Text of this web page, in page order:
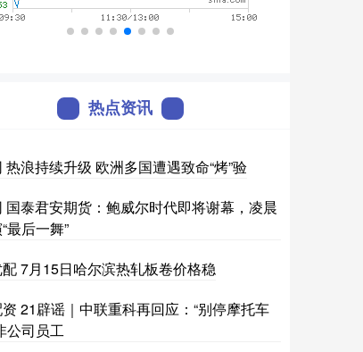
热点资讯
热浪持续升级 欧洲多国遭遇致命“烤”验
国泰君安期货：鲍威尔时代即将谢幕，凌晨
最后一舞”
7月15日哈尔滨热轧板卷价格稳
21辟谣｜中联重科再回应：“别停摩托车
公司员工